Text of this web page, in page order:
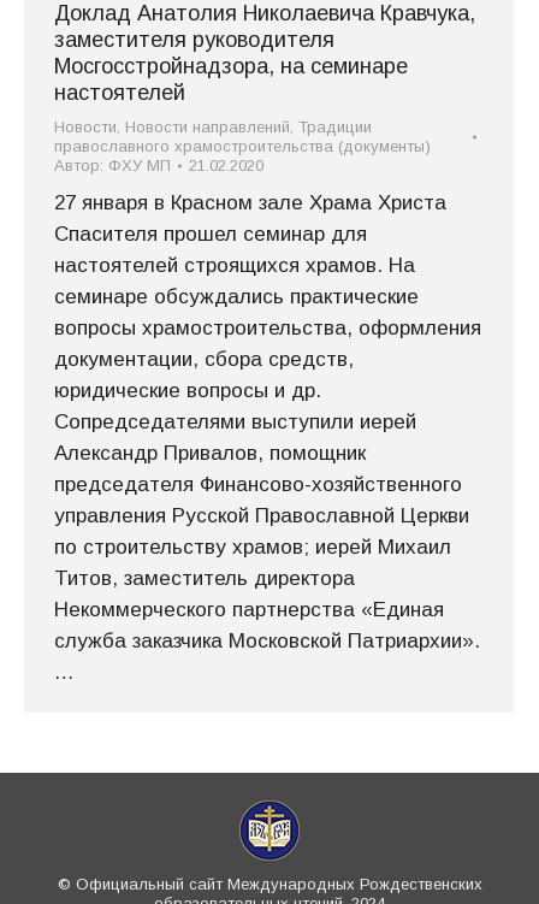
Доклад Анатолия Николаевича Кравчука,
заместителя руководителя
Мосгосстройнадзора, на семинаре
настоятелей
Новости, Новости направлений, Традиции
православного храмостроительства (документы)
Автор: ФХУ МП 21.02.2020
27 января в Красном зале Храма Христа
Спасителя прошел семинар для
настоятелей строящихся храмов. На
семинаре обсуждались практические
вопросы храмостроительства, оформления
документации, сбора средств,
юридические вопросы и др.
Сопредседателями выступили иерей
Александр Привалов, помощник
председателя Финансово-хозяйственного
управления Русской Православной Церкви
по строительству храмов; иерей Михаил
Титов, заместитель директора
Некоммерческого партнерства «Единая
служба заказчика Московской Патриархии».
…
© Официальный сайт Международных Рождественских